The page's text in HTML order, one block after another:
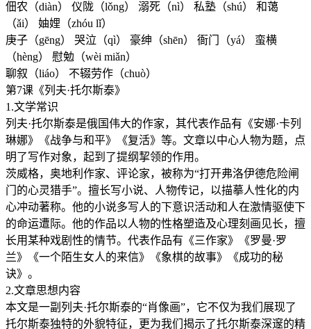
佃农（diàn） 仪陇（lǒng） 溺死（nì） 私塾（shú） 和蔼
（ǎi） 妯娌（zhóu lǐ）
庚子（gēng） 哭泣（qì） 豪绅（shēn） 衙门（yá） 蛮横
（hèng） 慰勉（wèi miǎn）
聊叙（liáo） 不辍劳作（chuò）
第7课《列夫·托尔斯泰》
1.文学常识
列夫·托尔斯泰是俄国伟大的作家，其代表作品有《安娜·卡列
琳娜》《战争与和平》《复活》等。文章以中心人物为题，点
明了写作对象，起到了提纲挈领的作用。
茨威格，奥地利作家、评论家，被称为“打开弗洛伊德危险闸
门的心灵猎手”。擅长写小说、人物传记，以描摹人性化的内
心冲动著称。他的小说多写人的下意识活动和人在激情驱使下
的命运遭际。他的作品以人物的性格塑造及心理刻画见长，擅
长用某种戏剧性的情节。代表作品有《三作家》《罗曼·罗
兰》《一个陌生女人的来信》《象棋的故事》《成功的秘
诀》。
2.文章思想内容
本文是一副列夫·托尔斯泰的“肖像画”，它不仅为我们展现了
托尔斯泰独特的外貌特征，更为我们揭示了托尔斯泰深邃的精